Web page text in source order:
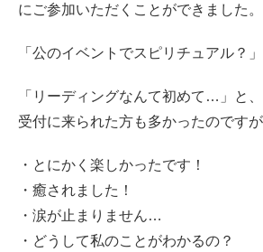
にご参加いただくことができました。
「公のイベントでスピリチュアル？」
「リーディングなんて初めて…」と
受付に来られた方も多かったのですが
・とにかく楽しかったです！
・癒されました！
・涙が止まりません…
・どうして私のことがわかるの？